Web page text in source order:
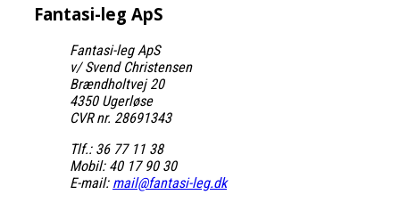
Fantasi-leg ApS
Fantasi-leg ApS
v/ Svend Christensen
Brændholtvej 20
4350 Ugerløse
CVR nr. 28691343
Tlf.: 36 77 11 38
Mobil: 40 17 90 30
E-mail: mail@fantasi-leg.dk